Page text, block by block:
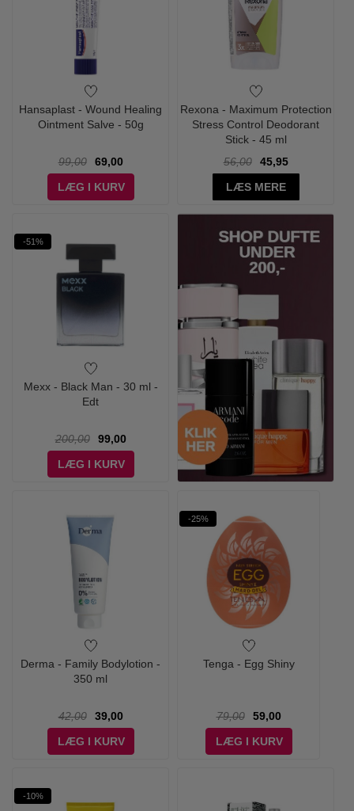
Hansaplast - Wound Healing
Ointment Salve - 50g
99,00
69,00
LÆG I KURV
Rexona - Maximum Protection
Stress Control Deodorant
Stick - 45 ml
56,00
45,95
LÆS MERE
-51%
Mexx - Black Man - 30 ml -
Edt
200,00
99,00
LÆG I KURV
Derma - Family Bodylotion -
350 ml
42,00
39,00
LÆG I KURV
-25%
Tenga - Egg Shiny
79,00
59,00
LÆG I KURV
-10%